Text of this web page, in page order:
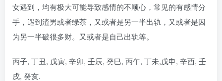
女遇到，均有极大可能导致感情的不顺心，常见的有感情分
手，遇到渣男或者绿茶，又或者是另一半出轨，又或者是因
为另一半破很多财。又或者是自己出轨等。
丙子, 丁丑, 戊寅, 辛卯, 壬辰, 癸巳, 丙午, 丁未,戊申, 辛酉, 壬
戌, 癸亥.